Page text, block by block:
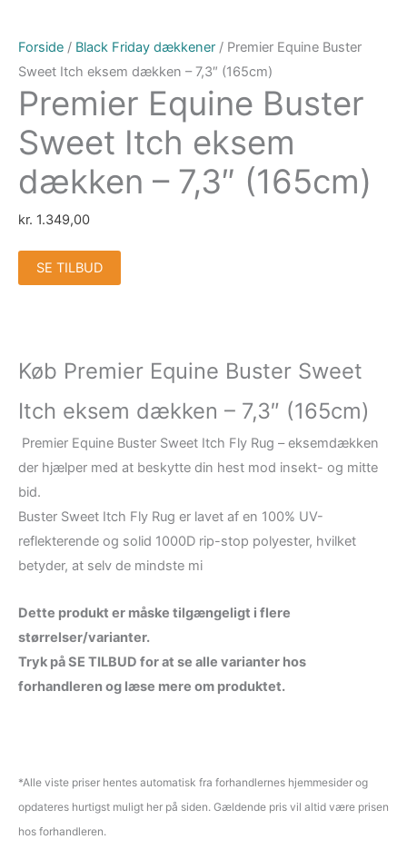
Forside / Black Friday dækkener / Premier Equine Buster
Sweet Itch eksem dækken – 7,3″ (165cm)
Premier Equine Buster
Sweet Itch eksem
dækken – 7,3″ (165cm)
kr. 1.349,00
SE TILBUD
Køb Premier Equine Buster Sweet
Itch eksem dækken – 7,3″ (165cm)
Premier Equine Buster Sweet Itch Fly Rug – eksemdækken
der hjælper med at beskytte din hest mod insekt- og mitte
bid.
Buster Sweet Itch Fly Rug er lavet af en 100% UV-
reflekterende og solid 1000D rip-stop polyester, hvilket
betyder, at selv de mindste mi
Dette produkt er måske tilgængeligt i flere
størrelser/varianter.
Tryk på SE TILBUD for at se alle varianter hos
forhandleren og læse mere om produktet.
*Alle viste priser hentes automatisk fra forhandlernes hjemmesider og
opdateres hurtigst muligt her på siden. Gældende pris vil altid være prisen
hos forhandleren.